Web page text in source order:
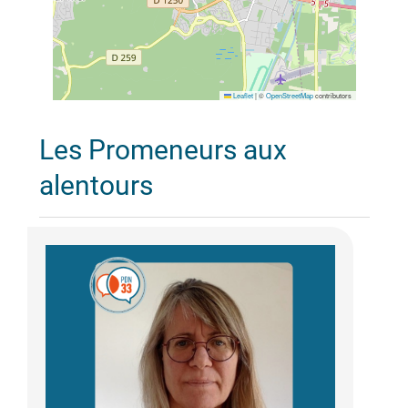
Leaflet |©OpenStreetMapcontributors
Les Promeneurs aux
alentours